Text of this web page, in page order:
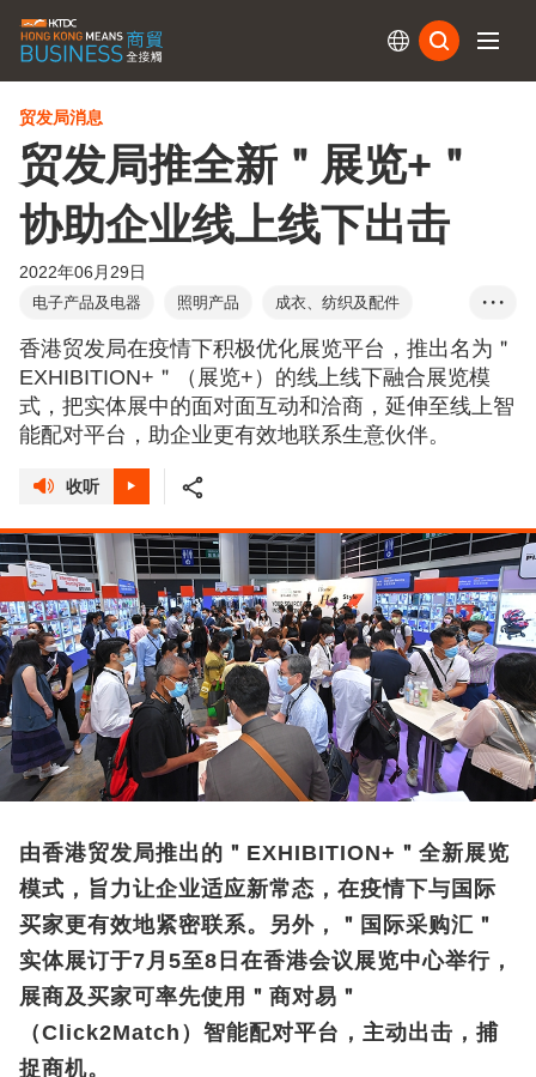
贸发局消息
贸发局推全新＂展览+＂
协助企业线上线下出击
2022年06月29日
电子产品及电器 照明产品
成衣、纺织及配件
家庭用品
印刷服务 礼品及赠品 香港
• • •
香港贸发局在疫情下积极优化展览平台，推出名为＂
EXHIBITION+＂（展览+）的线上线下融合展览模
式，把实体展中的面对面互动和洽商，延伸至线上智
能配对平台，助企业更有效地联系生意伙伴。
收听
由香港贸发局推出的＂EXHIBITION+＂全新展览
模式，旨力让企业适应新常态，在疫情下与国际
买家更有效地紧密联系。另外，＂国际采购汇＂
实体展订于7月5至8日在香港会议展览中心举行，
展商及买家可率先使用＂商对易＂
（Click2Match）智能配对平台，主动出击，捕
捉商机。